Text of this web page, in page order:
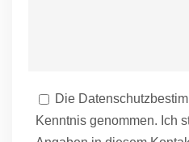
Die
Kenntnis genommen. Ich